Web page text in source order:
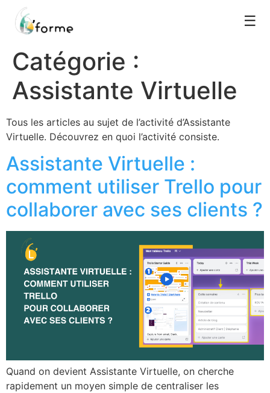
☰
Catégorie :
Assistante Virtuelle
Tous les articles au sujet de l’activité d’Assistante
Virtuelle. Découvrez en quoi l’activité consiste.
Assistante Virtuelle :
comment utiliser Trello pour
collaborer avec ses clients ?
Quand on devient Assistante Virtuelle, on cherche
rapidement un moyen simple de centraliser les